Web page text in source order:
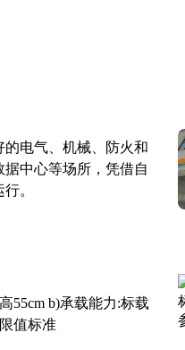
电气、机械、防火和
中心等场所，凭借自
。
55cm b)承载能力:标载
值标准